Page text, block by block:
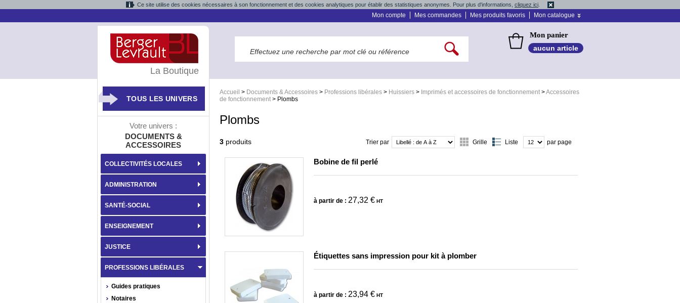
Ce site utilise des cookies nécessaires à son fonctionnement et des cookies analytiques pour établir des statistiques anonymes. Pour plus d'informations, cliquez ici
Mon compte Mes commandes Mes produits favoris Mon catalogue
Mon panier
aucun article
Accueil > Documents & Accessoires > Professions libérales > Huissiers > Imprimés et accessoires de fonctionnement >Accessoires
de fonctionnement > Plombs
Plombs
3 produits par page
Grille Liste
Trier par
Bobine de fil perlé
à partir de : 27,32 € HT
Étiquettes sans impression pour kit à plomber
à partir de : 23,94 € HT
La Boutique
TOUS LES UNIVERS
Votre univers :
DOCUMENTS &
ACCESSOIRES
COLLECTIVITÉS LOCALES
ADMINISTRATION
SANTÉ-SOCIAL
ENSEIGNEMENT
JUSTICE
PROFESSIONS LIBÉRALES
Guides pratiques
Notaires